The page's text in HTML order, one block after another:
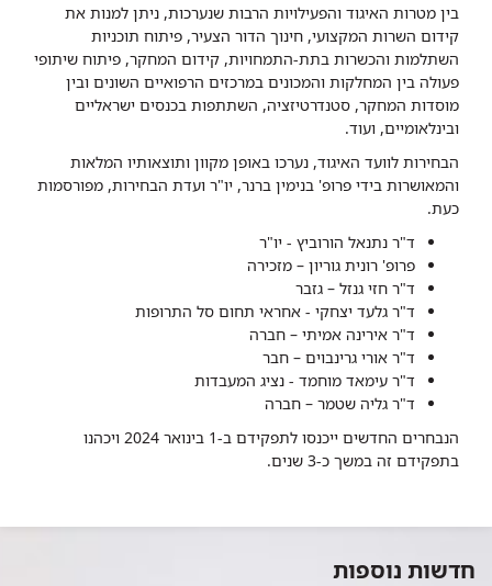
בין מטרות האיגוד והפעילויות הרבות שנערכות, ניתן למנות את
קידום השרות המקצועי, חינוך הדור הצעיר, פיתוח תוכניות
השתלמות והכשרות בתת-התמחויות, קידום המחקר, פיתוח שיתופי
פעולה בין המחלקות והמכונים במרכזים הרפואיים השונים ובין
מוסדות המחקר, סטנדרטיזציה, השתתפות בכנסים ישראליים
ובינלאומיים, ועוד.
הבחירות לוועד האיגוד, נערכו באופן מקוון ותוצאותיו המלאות
והמאושרות בידי פרופ' בנימין ברנר, יו"ר ועדת הבחירות, מפורסמות
כעת.
ד"ר נתנאל הורוביץ - יו"ר
פרופ' רונית גוריון – מזכירה
ד"ר חזי גנזל – גזבר
ד"ר גלעד יצחקי - אחראי תחום סל התרופות
ד"ר אירינה אמיתי – חברה
ד"ר אורי גרינבוים – חבר
ד"ר עימאד מוחמד - נציג המעבדות
ד"ר גליה שטמר – חברה
הנבחרים החדשים ייכנסו לתפקידם ב-1 בינואר 2024 ויכהנו
בתפקידם זה במשך כ-3 שנים.
חדשות נוספות